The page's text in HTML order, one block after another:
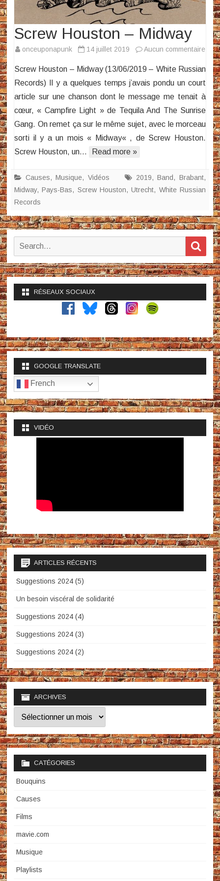
Screw Houston – Midway
onceuponapunk 14 juillet 2019 Aucun commentaire sur
–
Screw Houston – Midway (13/06/2019 – White Russian
Records) Il y a quelques temps j’avais pondu un court
article sur une chanson dont le message me tenait à
cœur, « Campfire Light » de Tequila And The Sunrise
Gang. On remet ça sur le même sujet, avec le morceau
sorti il y a un mois « Midway« , de Screw Houston.
Screw Houston, un…
Read more »
Causes,Musique,Vidéos 2019,Band,Brabant,
Midway,Pays-Bas, Screw Houston,Utrecht, White Russian
Records
Search
RÉSEAUX SOCIAUX
GOOGLE TRANSLATE
French
VIDÉO
ARTICLES RÉCENTS
Suggestions 2024 (5)
Un besoin viscéral de solidarité
Suggestions 2024 (4)
Suggestions 2024 (3)
Suggestions 2024 (2)
ARCHIVES
Archives
CATÉGORIES
Bouquins
Causes
Films
mavie.com
Musique
Playlists